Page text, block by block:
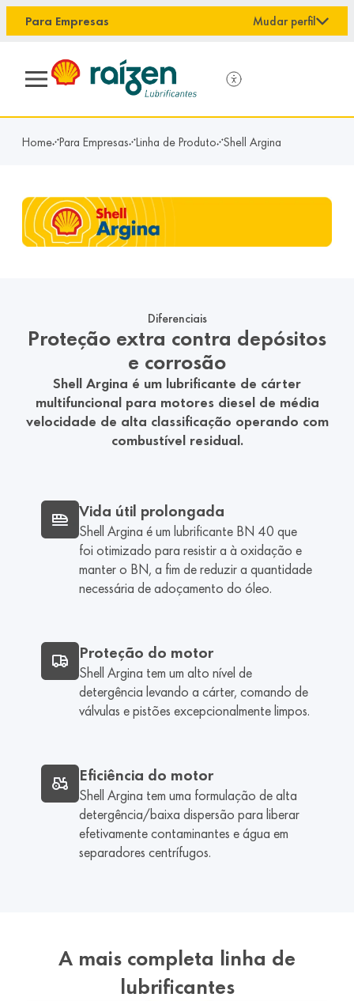
principal
Para Empresas
Mudar perfil
Home Para Empresas Linha de Produto Shell Argina
Diferenciais
Proteção extra contra depósitos
e corrosão
Shell Argina é um lubrificante de cárter
multifuncional para motores diesel de média
velocidade de alta classificação operando com
combustível residual.
Vida útil prolongada
Shell Argina é um lubrificante BN 40 que
foi otimizado para resistir a à oxidação e
manter o BN, a fim de reduzir a quantidade
necessária de adoçamento do óleo.
Proteção do motor
Shell Argina tem um alto nível de
detergência levando a cárter, comando de
válvulas e pistões excepcionalmente limpos.
Eficiência do motor
Shell Argina tem uma formulação de alta
detergência/baixa dispersão para liberar
efetivamente contaminantes e água em
separadores centrífugos.
A mais completa linha de
lubrificantes